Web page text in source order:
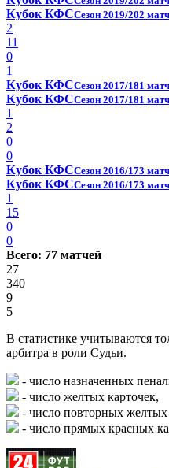
Кубок КФССезон 2019/202
2
11
0
1
Кубок КФССезон 2017/181 матч
Кубок КФССезон 2017/181 матч
1
2
0
0
Кубок КФССезон 2016/173
Кубок КФССезон 2016/173
1
15
0
0
Всего: 77 матчей
27
340
9
5
В статистике учитываются
арбитра в роли Судьи.
- число назначенных
- число желтых карточек,
- число повторных желтых
- число прямых красных